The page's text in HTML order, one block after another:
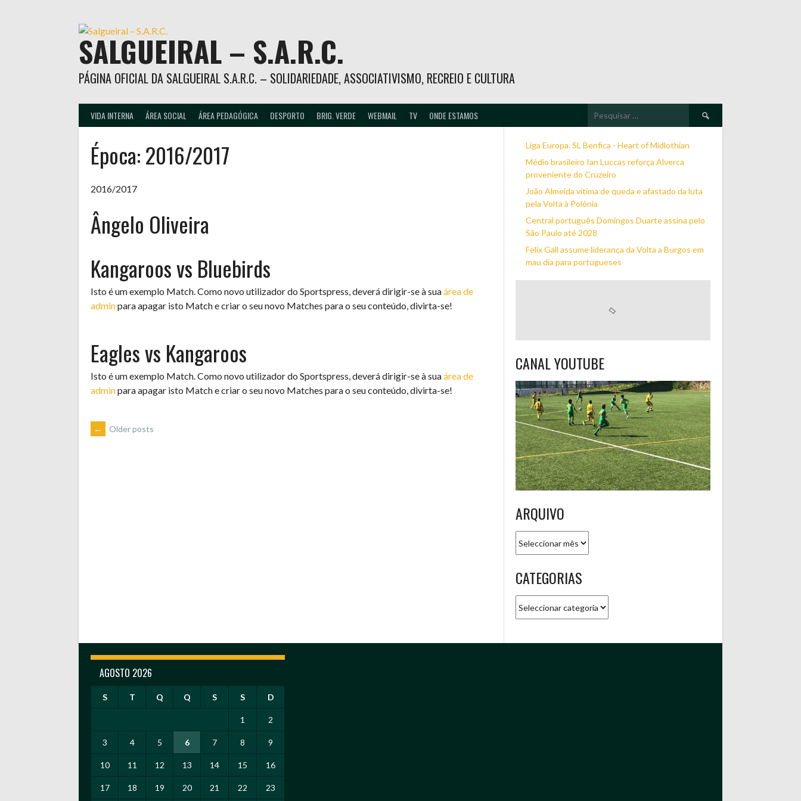
SALGUEIRAL – S.A.R.C.
PÁGINA OFICIAL DA SALGUEIRAL S.A.R.C. – SOLIDARIEDADE, ASSOCIATIVISMO, RECREIO E CULTURA
VIDA INTERNA ÁREA SOCIAL ÁREA PEDAGÓGICA DESPORTO BRIG. VERDE WEBMAIL TV ONDE ESTAMOS
Pesquisar
por:
Época:2016/2017
2016/2017
Ângelo Oliveira
Kangaroos vs Bluebirds
Isto é um exemplo Match. Como novo utilizador do Sportspress, deverá dirigir-se à suaárea de
adminpara apagar isto Match e criar o seu novo Matches para o seu conteúdo, divirta-se!
Eagles vs Kangaroos
Isto é um exemplo Match. Como novo utilizador do Sportspress, deverá dirigir-se à suaárea de
adminpara apagar isto Match e criar o seu novo Matches para o seu conteúdo, divirta-se!
POSTS
← Older posts
Liga Europa. SL Benfica - Heart of Midlothian
Médio brasileiro Ian Luccas reforça Alverca
proveniente do Cruzeiro
João Almeida vítima de queda e afastado da luta
pela Volta à Polónia
Central português Domingos Duarte assina pelo
São Paulo até 2028
Felix Gall assume liderança da Volta a Burgos em
mau dia para portugueses
CANAL YOUTUBE
ARQUIVO
CATEGORIAS
AGOSTO 2026
S T Q Q S S D
1 2
3 4 5 6 7 8 9
10 11 12 13 14 15 16
17 18 19 20 21 22 23